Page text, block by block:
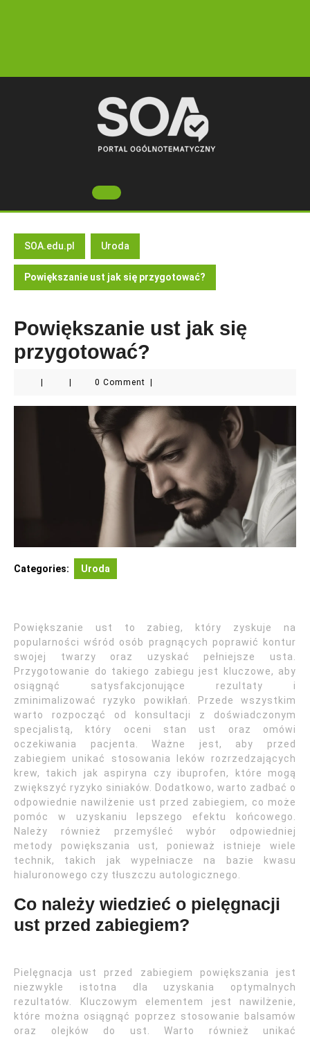
Open
Button
SOA.edu.pl Uroda
Powiększanie ust jak się przygotować?
Powiększanie ust jak się
przygotować?
0 Comment
Categories: Uroda
Powiększanie ust to zabieg, który zyskuje na
popularności wśród osób pragnących poprawić kontur
swojej twarzy oraz uzyskać pełniejsze usta.
Przygotowanie do takiego zabiegu jest kluczowe, aby
osiągnąć satysfakcjonujące rezultaty i
zminimalizować ryzyko powikłań. Przede wszystkim
warto rozpocząć od konsultacji z doświadczonym
specjalistą, który oceni stan ust oraz omówi
oczekiwania pacjenta. Ważne jest, aby przed
zabiegiem unikać stosowania leków rozrzedzających
krew, takich jak aspiryna czy ibuprofen, które mogą
zwiększyć ryzyko siniaków. Dodatkowo, warto zadbać o
odpowiednie nawilżenie ust przed zabiegiem, co może
pomóc w uzyskaniu lepszego efektu końcowego.
Należy również przemyśleć wybór odpowiedniej
metody powiększania ust, ponieważ istnieje wiele
technik, takich jak wypełniacze na bazie kwasu
hialuronowego czy tłuszczu autologicznego.
Co należy wiedzieć o pielęgnacji
ust przed zabiegiem?
Pielęgnacja ust przed zabiegiem powiększania jest
niezwykle istotna dla uzyskania optymalnych
rezultatów. Kluczowym elementem jest nawilżenie,
które można osiągnąć poprzez stosowanie balsamów
oraz olejków do ust. Warto również unikać